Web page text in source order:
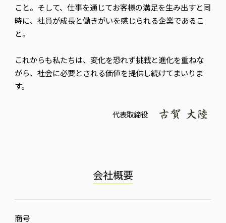
こと。そして、仕事を通じてお客様の満足を生み出すと同
時に、社員が成長と働きがいを感じられる企業であるこ
と。
これからも私たちは、変化を恐れず挑戦と進化を重ねな
がら、社会に必要とされる価値を提供し続けてまいりま
す。
代表取締役
会社概要
商号